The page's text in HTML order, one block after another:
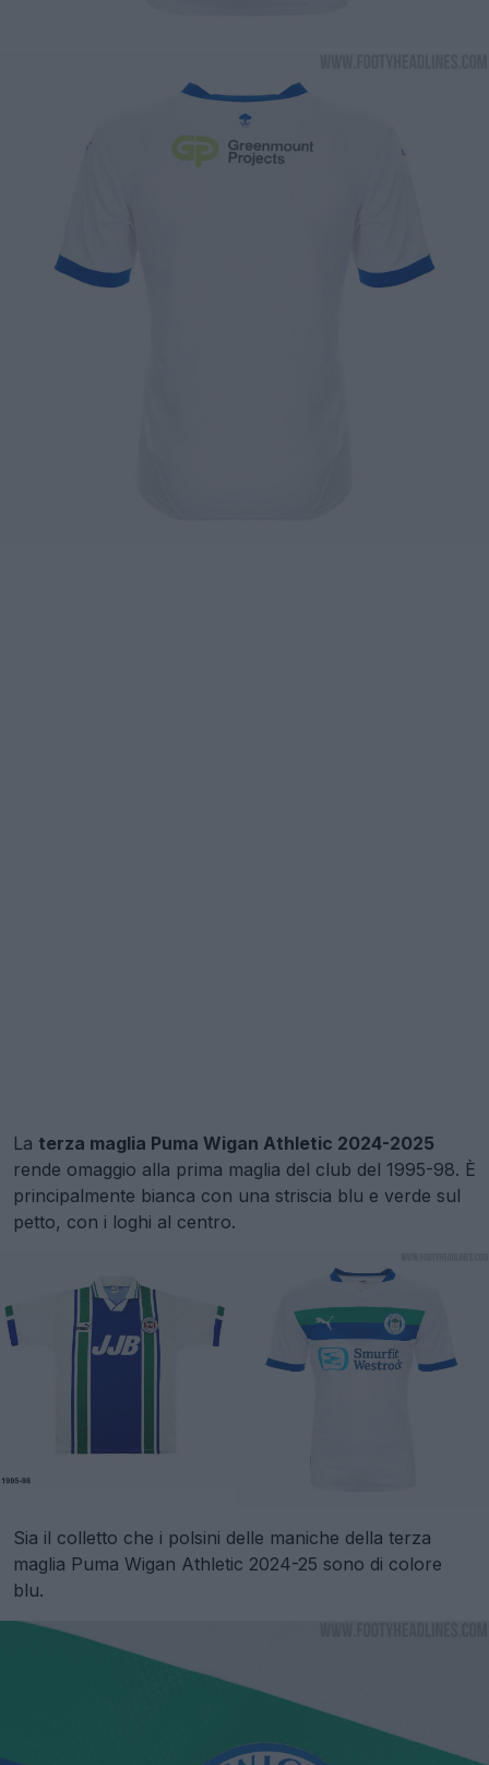
La terza maglia Puma Wigan Athletic 2024-2025
rende omaggio alla prima maglia del club del 1995-98. È
principalmente bianca con una striscia blu e verde sul
petto, con i loghi al centro.
Sia il colletto che i polsini delle maniche della terza
maglia Puma Wigan Athletic 2024-25 sono di colore
blu.